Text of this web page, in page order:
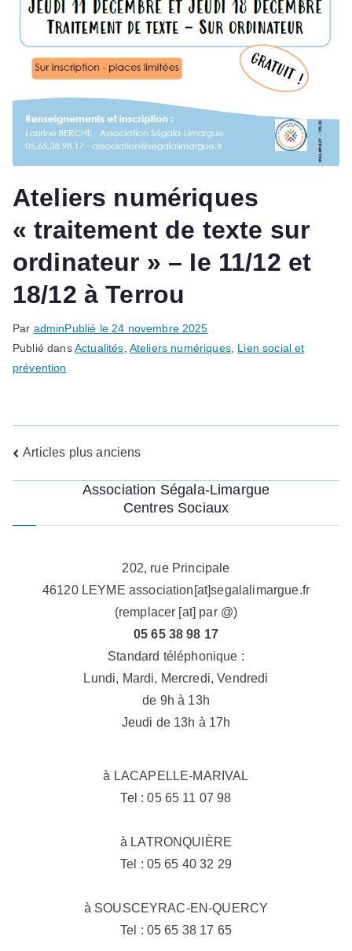
Ateliers numériques
« traitement de texte sur
ordinateur » – Ie 11/12 et
18/12 à Terrou
Par adminPublié le 24 novembre 2025
Publié dansActualités Ateliers numériques, Lien social et
prévention
Navigation
des
articles
Articles plus anciens
Association Ségala-Limargue
Centres Sociaux
202, rue Principale
46120 LEYME association[at]segalalimargue.fr
(remplacer [at] par @)
05 65 38 98 17
Standard téléphonique :
Lundi, Mardi, Mercredi, Vendredi
de 9h à 13h
Jeudi de 13h à 17h
à LACAPELLE-MARIVAL
Tel : 05 65 11 07 98
à LATRONQUIÈRE
Tel : 05 65 40 32 29
à SOUSCEYRAC-EN-QUERCY
Tel : 05 65 38 17 65